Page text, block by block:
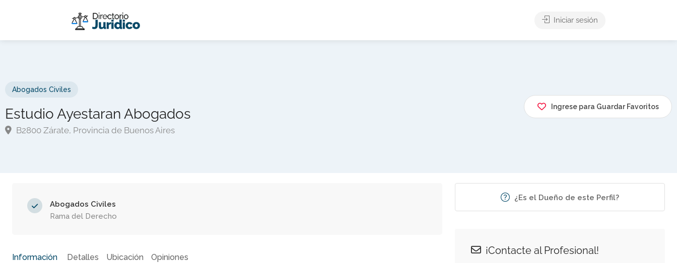
Iniciar sesión
Abogados Civiles
Estudio Ayestaran Abogados
B2800 Zárate, Provincia de Buenos Aires
Ingrese para Guardar Favoritos
Abogados Civiles
Rama del Derecho
Información Detalles Ubicación Opiniones
¿Es el Dueño de este Perfil?
¡Contacte al Profesional!